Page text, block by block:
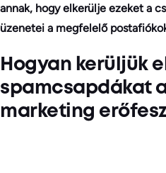
annak, hogy elkerülje ezeket a
üzenetei a megfelelő
Hogyan kerüljük
spamcsapdákat
marketing